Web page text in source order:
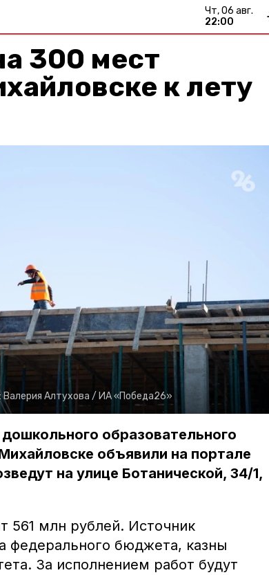
чт, 06 авг.
22:00
300 мест
к лету
Валерия Алтухова / ИА «Победа26»
образовательного
объявили на портале
на улице Ботанической, 34/1,
561 млн рублей. Источник
федерального бюджета, казны
За исполнением работ будут